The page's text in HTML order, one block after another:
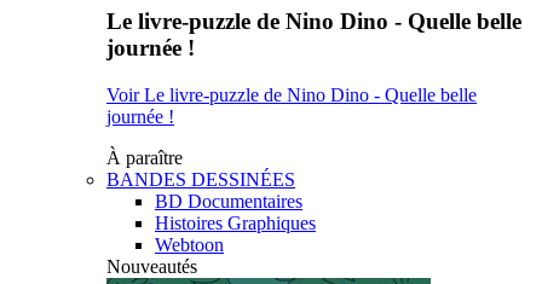
Le livre-puzzle de Nino Dino - Quelle belle
journée !
Voir Le livre-puzzle de Nino Dino - Quelle belle
journée !
À paraître
BANDES DESSINÉES
BD Documentaires
Histoires Graphiques
Webtoon
Nouveautés